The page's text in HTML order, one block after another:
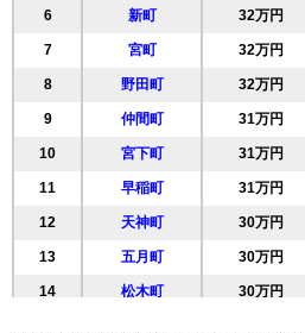
6 新町 32万円
7 宮町 32万円
8 野田町 32万円
9 仲間町 31万円
10 宮下町 31万円
11 早稲町 31万円
12 天神町 30万円
13 五月町 30万円
14 松木町 30万円